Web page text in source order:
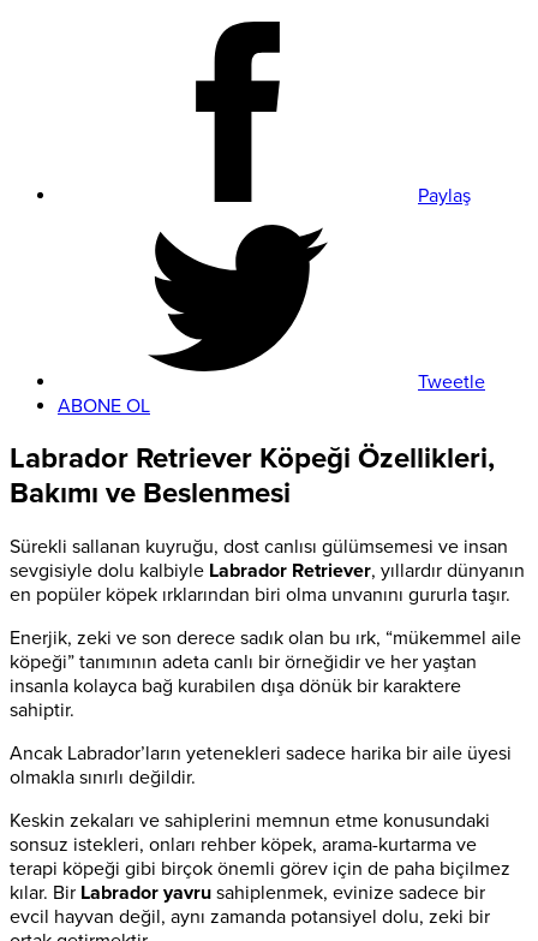
Paylaş
Tweetle
ABONE OL
Labrador Retriever Köpeği Özellikleri,
Bakımı ve Beslenmesi
Sürekli sallanan kuyruğu, dost canlısı gülümsemesi ve insan
sevgisiyle dolu kalbiyle Labrador Retriever, yıllardır dünyanın
en popüler köpek ırklarından biri olma unvanını gururla taşır.
Enerjik, zeki ve son derece sadık olan bu ırk, “mükemmel aile
köpeği” tanımının adeta canlı bir örneğidir ve her yaştan
insanla kolayca bağ kurabilen dışa dönük bir karaktere
sahiptir.
Ancak Labrador’ların yetenekleri sadece harika bir aile üyesi
olmakla sınırlı değildir.
Keskin zekaları ve sahiplerini memnun etme konusundaki
sonsuz istekleri, onları rehber köpek, arama-kurtarma ve
terapi köpeği gibi birçok önemli görev için de paha biçilmez
kılar. Bir Labrador yavru sahiplenmek, evinize sadece bir
evcil hayvan değil, aynı zamanda potansiyel dolu, zeki bir